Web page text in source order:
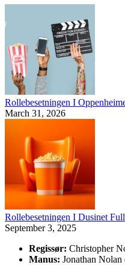
Rollebesetningen I
March 31, 2026
Rollebesetningen I Dusinet
September 3, 2025
Regissør: Christopher
Manus: Jonathan